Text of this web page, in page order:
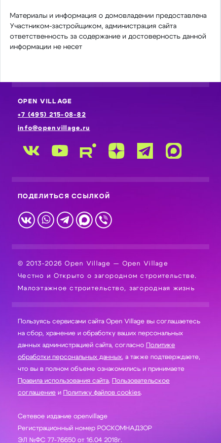
Материалы и информация о домовладении предоставлена
Участником-застройщиком, администрация сайта
ответственность за содержание и достоверность данной
информации не несет
OPEN VILLAGE
+7 (495) 215-08-82
info@openvillage.ru
ПОДЕЛИТЬСЯ ССЫЛКОЙ
© 2013-2026 Open Village — Open Village
Честно и Открыто о загородном строительстве.
Малоэтажное строительство, загородная жизнь
Пользуясь сервисами сайта Open Village вы соглашаетесь
на сбор, хранение и обработку ваших персональных
данных администрацией сайта, согласно Политике
обработки персональных данных, а также подтверждаете,
что вы в полном объеме ознакомились и принимаете
Правила использования сайта, Пользовательское
соглашение и Политику файлов cookies.
Сетевое издание openvillage
Регистрационный номер РОСКОМНАДЗОР
ЭЛ №ФС 77-76650 от 16.04 2018г.